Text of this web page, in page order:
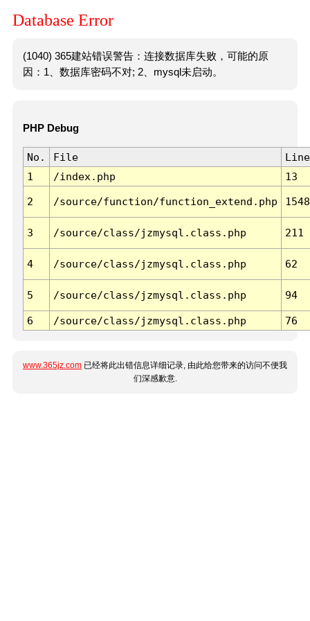
Database Error
(1040) 365建站错误警告：连接数据库失败，可能的原
因：1、数据库密码不对; 2、mysql未启动。
PHP Debug
No. File
Line
1
/index.php 13
2 /source/function/function_extend.php 1548
3 /source/class/jzmysql.class.php 211
4 /source/class/jzmysql.class.php 62
5 /source/class/jzmysql.class.php 94
6 /source/class/jzmysql.class.php 76
www.365jz.com 已经将此出错信息详细记录, 由此给您带来的访问不便我
们深感歉意.